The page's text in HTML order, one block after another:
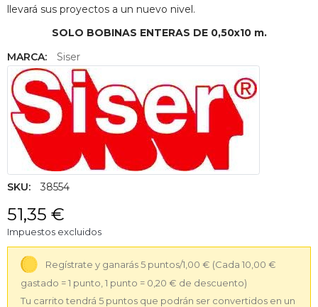
llevará sus proyectos a un nuevo nivel.
SOLO BOBINAS ENTERAS DE 0,50x10 m.
MARCA:
Siser
SKU: 38554
51,35 €
Impuestos excluidos
Regístrate y ganarás 5 puntos/1,00 € (Cada 10,00 €
gastado = 1 punto, 1 punto = 0,20 € de descuento)
Tu carrito tendrá 5 puntos que podrán ser convertidos en un